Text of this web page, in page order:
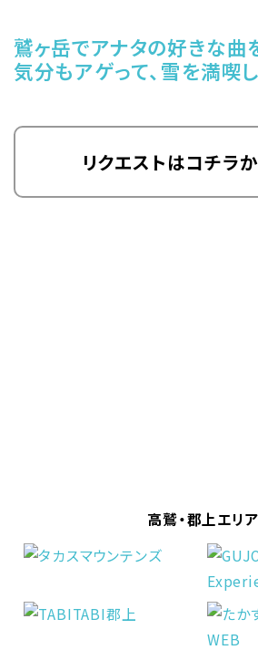
鷲ヶ岳でアナタの好きな曲
気分もアゲって、雪を満喫し
リクエストはコチラ
高鷲・郡上エリア